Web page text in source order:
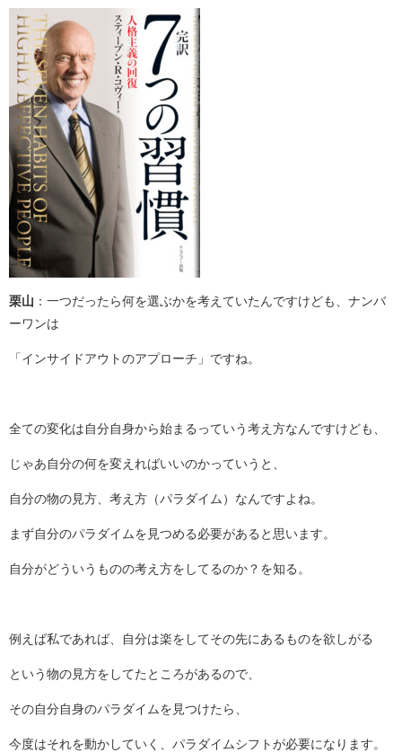
栗山 ：一つだったら何を選ぶかを考えていたんですけども、ナンバ
ーワンは
「インサイドアウトのアプローチ」ですね。
全ての変化は自分自身から始まるっていう考え方なんですけども、
じゃあ自分の何を変えればいいのかっていうと、
自分の物の見方、考え方（パラダイム）なんですよね。
まず自分のパラダイムを見つめる必要があると思います。
自分がどういうものの考え方をしてるのか？を知る。
例えば私であれば、自分は楽をしてその先にあるものを欲しがる
という物の見方をしてたところがあるので、
その自分自身のパラダイムを見つけたら、
今度はそれを動かしていく、パラダイムシフトが必要になります。